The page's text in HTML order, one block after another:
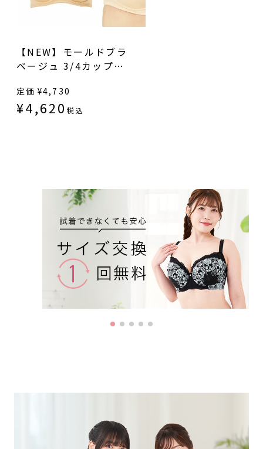
【NEW】モールドブラ
ベージュ 3/4カップ・
定価 ¥4,730
¥4,620 税込